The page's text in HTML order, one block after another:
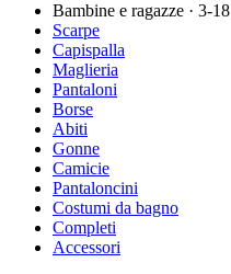
Bambine e ragazze · 3-18
Scarpe
Capispalla
Maglieria
Pantaloni
Borse
Abiti
Gonne
Camicie
Pantaloncini
Costumi da bagno
Completi
Accessori